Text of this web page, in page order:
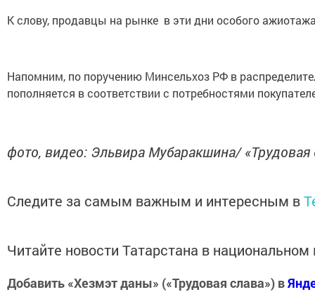
К слову, продавцы на рынке в эти дни особого
Напомним, по поручению Минсельхоз РФ в
пополняется в соответствии с потребностями
фото, видео: Эльвира Мубаракшина/ «Трудовая
Следите за самым важным и интересным в
Читайте новости Татарстана в
Добавить «Хезмэт даны» («Трудовая слава») в